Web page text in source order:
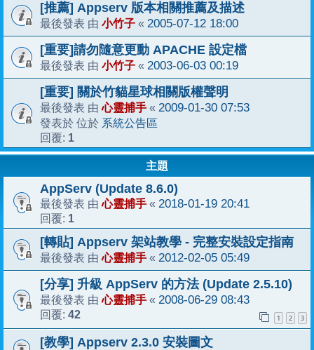
[推薦] Appserv 版本相關推薦及描述
最後發表 由 小竹子 « 2005-07-12 18:00
[重要]請勿隨意更動 APACHE 設定檔
最後發表 由 小竹子 « 2003-06-03 00:19
[重要] 關於竹貓星球相關版權聲明
最後發表 由心靈捕手 « 2009-01-30 07:53
發表於 位於 系統公告區
回覆: 1
主題
AppServ (Update 8.6.0)
最後發表 由心靈捕手 « 2018-01-19 20:41
回覆: 1
[轉貼] Appserv 架站教學 - 完整安裝設定指南
最後發表 由心靈捕手 « 2012-02-05 05:49
[分享] 升級 AppServ 的方法 (Update 2.5.10)
最後發表 由心靈捕手 « 2008-06-29 08:43
回覆: 42 1 2 3
[教學] Appserv 2.3.0 安裝圖文